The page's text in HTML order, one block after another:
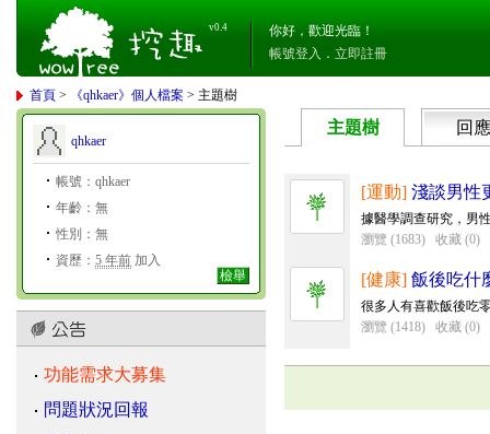
v0.4
你好，歡迎光臨！
帳號登入 ． 立即註冊
首頁 > 《qhkaer》個人檔案 > 主題樹
qhkaer
帳號：qhkaer
年齡：無
性別：無
資歷： 5 年前 加入
檢舉
功能需求大募集
問題狀況回報
主題樹 回應
[運動] 淺談男性
據醫學調查研究，男
瀏覽 (1683)
收藏 (0)
[健康] 飯後吃什
很多人有喜歡飯後吃
瀏覽 (1418)
收藏 (0)